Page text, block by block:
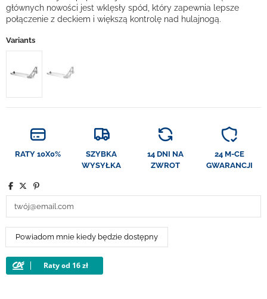
głównych nowości jest wklęsły spód, który zapewnia lepsze
połączenie z deckiem i większą kontrolę nad hulajnogą.
Variants
RATY 10X0%
SZYBKA
WYSYŁKA
14 DNI NA
ZWROT
24 M-CE
GWARANCJI